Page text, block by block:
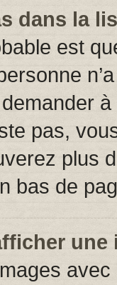
dans la
est
à
pas,
plus
bas de
une